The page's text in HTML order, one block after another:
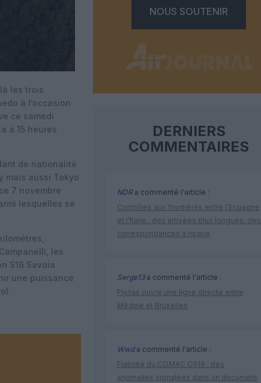
les trois
à l’occasion
ce samedi
à 15 heures
de nationalité
mais aussi Tokyo
7 novembre
lesquelles se
les
S16 Savoia
une puissance
NOUS SOUTENIR
DERNIERS
COMMENTAIRES
NDRa commenté l'article :
Contrôles aux frontières entre l’Espagne
et l’Italie : des arrivées plus longues, des
correspondances à risque
Serge13a commenté l'article :
Flynas ouvre une ligne directe entre
Médine et Bruxelles
Wwda commenté l'article :
Fiabilité du COMAC C919 : des
anomalies signalées dans un document